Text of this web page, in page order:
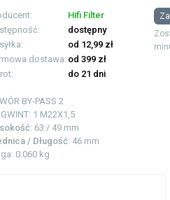
Hifi Filter
dostępny
od 12,99 zł
dostawa: od 399 zł
do 21 dni
BY-PASS 2
1 M22X1,5
: 63 / 49 mm
/ Długość: 46 mm
0.060 kg